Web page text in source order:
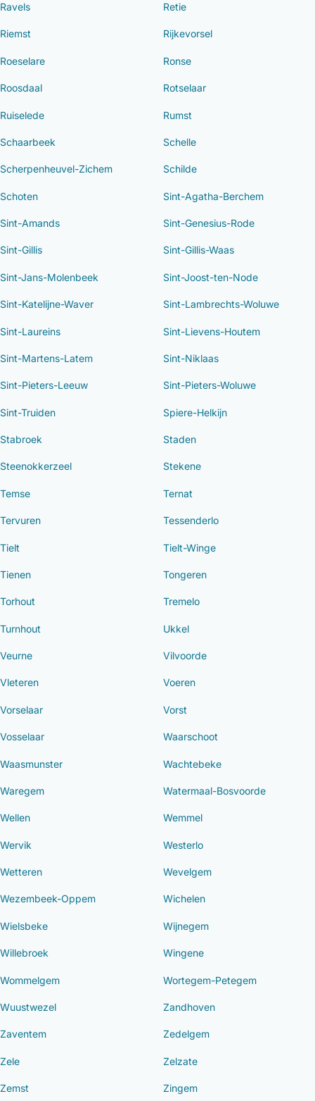
Ravels Retie
Riemst Rijkevorsel
Roeselare Ronse
Roosdaal Rotselaar
Ruiselede Rumst
Schaarbeek Schelle
Scherpenheuvel-Zichem Schilde
Schoten Sint-Agatha-Berchem
Sint-Amands Sint-Genesius-Rode
Sint-Gillis Sint-Gillis-Waas
Sint-Jans-Molenbeek Sint-Joost-ten-Node
Sint-Katelijne-Waver Sint-Lambrechts-Woluwe
Sint-Laureins Sint-Lievens-Houtem
Sint-Martens-Latem Sint-Niklaas
Sint-Pieters-Leeuw Sint-Pieters-Woluwe
Sint-Truiden Spiere-Helkijn
Stabroek Staden
Steenokkerzeel Stekene
Temse Ternat
Tervuren Tessenderlo
Tielt Tielt-Winge
Tienen Tongeren
Torhout Tremelo
Turnhout Ukkel
Veurne Vilvoorde
Vleteren Voeren
Vorselaar Vorst
Vosselaar Waarschoot
Waasmunster Wachtebeke
Waregem Watermaal-Bosvoorde
Wellen Wemmel
Wervik Westerlo
Wetteren Wevelgem
Wezembeek-Oppem Wichelen
Wielsbeke Wijnegem
Willebroek Wingene
Wommelgem Wortegem-Petegem
Wuustwezel Zandhoven
Zaventem Zedelgem
Zele Zelzate
Zemst Zingem